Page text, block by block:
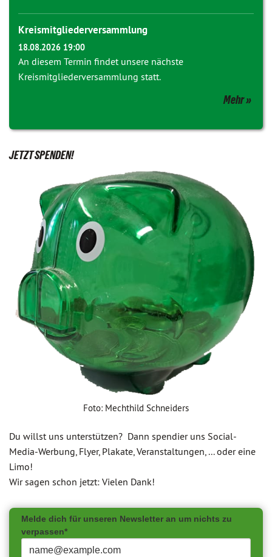
Kreismitgliederversammlung
18.08.2026 19:00
An diesem Termin findet unsere nächste
Kreismitgliederversammlung statt.
Mehr
JETZT SPENDEN!
Foto: Mechthild Schneiders
Du willst uns unterstützen? Dann spendier uns Social-
Media-Werbung, Flyer, Plakate, Veranstaltungen, ... oder eine
Limo!
Wir sagen schon jetzt: Vielen Dank!
Melde dich für unseren Newsletter an um nichts zu
verpassen*